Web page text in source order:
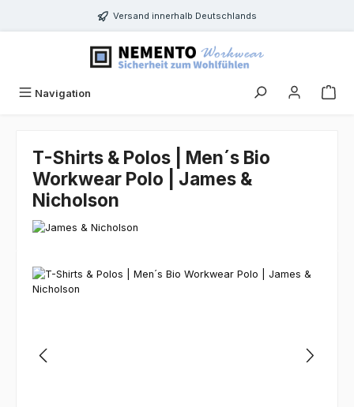
Zum Hauptinhalt springenVersand innerhalb Deutschlands
Navigation
T-Shirts & Polos | Men´s Bio
Workwear Polo | James &
Nicholson
Bildergalerie überspringen